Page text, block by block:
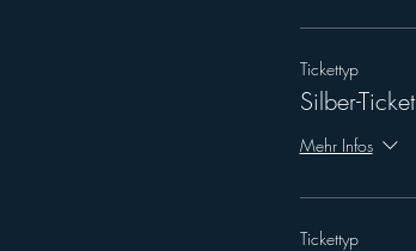
Tickettyp
Silber-Ticket
Mehr Infos
Tickettyp